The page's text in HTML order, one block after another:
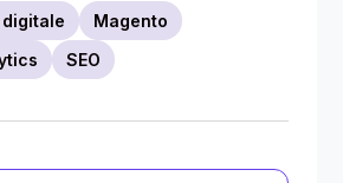
Magento
SEO